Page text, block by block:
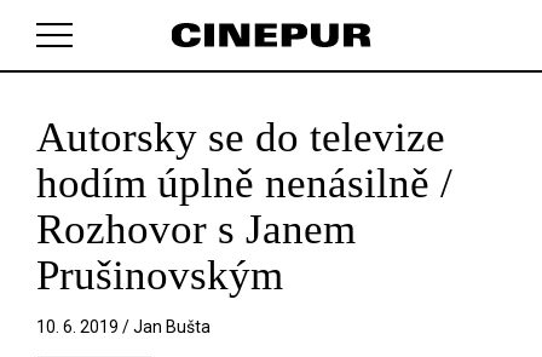
V košíku zatím nemáte žádné položky.
Autorsky se do televize
hodím úplně nenásilně /
Rozhovor s Janem
Prušinovským
10. 6. 2019 /Jan Bušta